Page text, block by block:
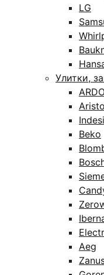
LG
Улитки,
Beko
Aeg